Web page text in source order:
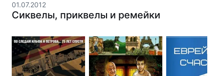
01.07.2012
Сиквелы, приквелы и ремейки